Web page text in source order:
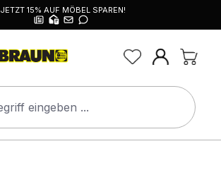
JETZT 15% AUF MÖBEL SPAREN!